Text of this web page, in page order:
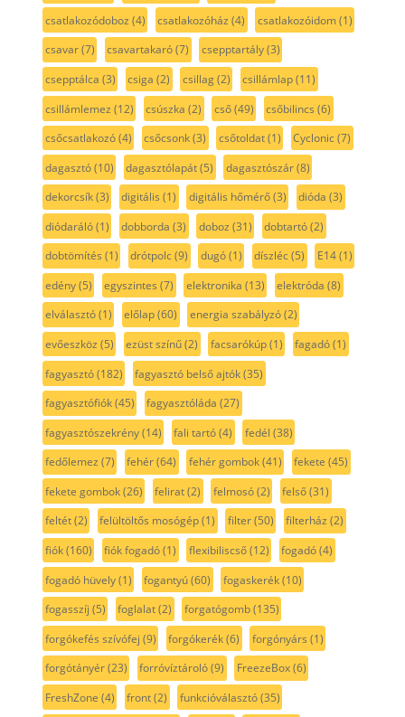
csatlakozódoboz (4) csatlakozóház (4) csatlakozóidom(1)
csavar(7) csavartakaró(7) csepptartály(3)
csepptálca (3) csiga (2) csillag(2) csillámlap(11)
csillámlemez (12) csúszka (2) cső(49) csőbilincs (6)
csőcsatlakozó(4) csőcsonk(3) csőtoldat(1) Cyclonic(7)
dagasztó(10) dagasztólapát(5) dagasztószár(8)
dekorcsík(3) digitális (1) digitális hőmérő(3) dióda (3)
diódaráló(1) dobborda (3) doboz (31) dobtartó(2)
dobtömítés (1) drótpolc(9) dugó(1) díszléc(5) E14(1)
edény(5) egyszintes (7) elektronika (13) elektróda (8)
elválasztó(1) előlap(60) energia szabályzó(2)
evőeszköz (5) ezüst színű(2) facsarókúp(1) fagadó(1)
fagyasztó(182) fagyasztó belső ajtók(35)
fagyasztófiók(45) fagyasztóláda (27)
fagyasztószekrény(14) fali tartó(4) fedél (38)
fedőlemez (7) fehér(64) fehér gombok(41) fekete (45)
fekete gombok(26) felirat(2) felmosó(2) felső(31)
feltét(2) felültöltős mosógép(1) filter(50) filterház (2)
fiók(160) fiók fogadó(1) flexibiliscső(12) fogadó(4)
fogadó hüvely(1) fogantyú(60) fogaskerék(10)
fogasszíj (5) foglalat(2) forgatógomb(135)
forgókefés szívófej (9) forgókerék(6) forgónyárs (1)
forgótányér(23) forróvíztároló(9) FreezeBox(6)
FreshZone (4) front(2) funkcióválasztó(35)